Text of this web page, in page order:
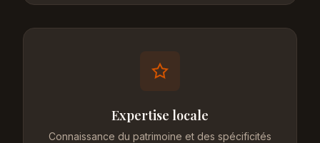
Expertise locale
Connaissance du patrimoine et des spécificités